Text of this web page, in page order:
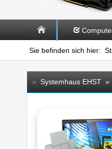
Sie befinden sich hier:
» Systemhaus EHST